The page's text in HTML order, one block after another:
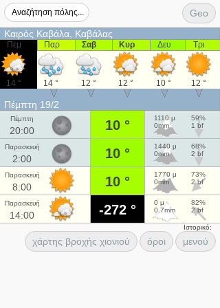
Geo
Καιρός Καβάλα, Καβάλας
Πεμ
14 °
Παρ
14 °
Σαβ
12 °
Κυρ
12 °
Δευ
10 °
Τρι
12 °
Πέμπτη 19/2
Πέμπτη
20:00 10 °
1110 μ
0mm
59%
1 bf
Παρασκευή
2:00 10 °
1440 μ
0mm
68%
2 bf
Παρασκευή
8:00 10 °
1770 μ
0mm
73%
2 bf
Παρασκευή
14:00 -272 °
0 μ
0.7mm
82%
2 bf
Ιστορικό:
χάρτης βροχής χιονιού όροι μενού